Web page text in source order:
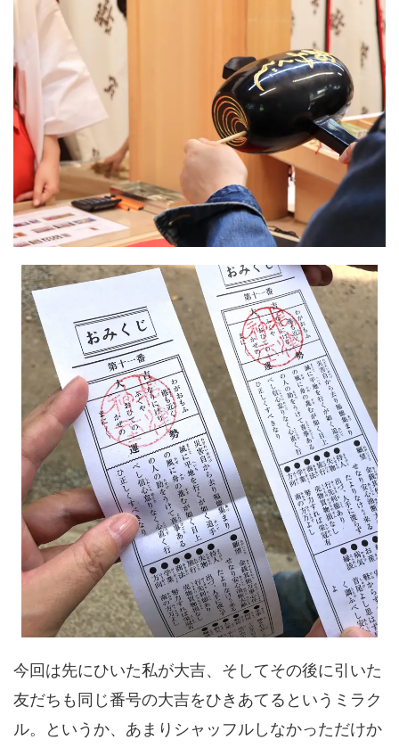
今回は先にひいた私が大吉、そしてその後に引いた
友だちも同じ番号の大吉をひきあてるというミラク
ル。というか、あまりシャッフルしなかっただけか